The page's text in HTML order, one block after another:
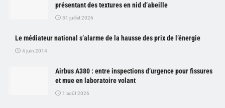
présentant des textures en nid d’abeille
31 juillet 2026
Le médiateur national s’alarme de la hausse des prix de l’énergie
4 juin 2014
Airbus A380 : entre inspections d’urgence pour fissures
et mue en laboratoire volant
1 août 2026